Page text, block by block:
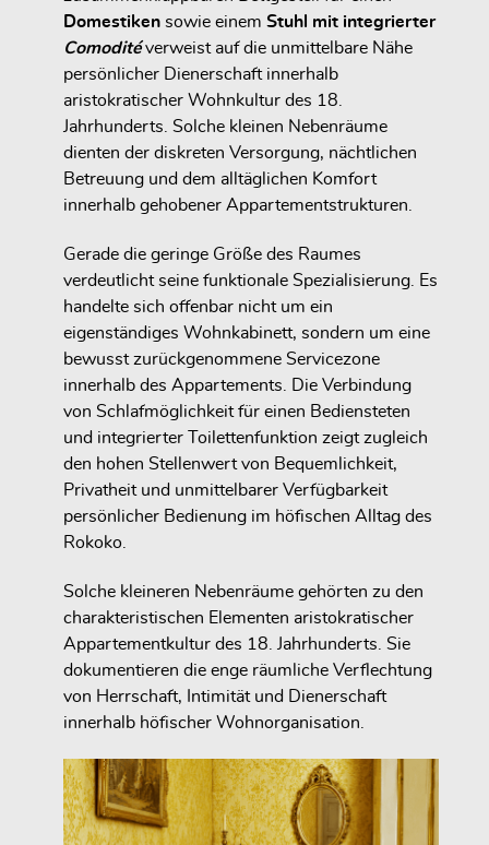
Domestiken sowie einem Stuhl mit integrierter
Comoditéverweist auf die unmittelbare Nähe
persönlicher Dienerschaft innerhalb
aristokratischer Wohnkultur des 18.
Jahrhunderts. Solche kleinen Nebenräume
dienten der diskreten Versorgung, nächtlichen
Betreuung und dem alltäglichen Komfort
innerhalb gehobener Appartementstrukturen.
Gerade die geringe Größe des Raumes
verdeutlicht seine funktionale Spezialisierung. Es
handelte sich offenbar nicht um ein
eigenständiges Wohnkabinett, sondern um eine
bewusst zurückgenommene Servicezone
innerhalb des Appartements. Die Verbindung
von Schlafmöglichkeit für einen Bediensteten
und integrierter Toilettenfunktion zeigt zugleich
den hohen Stellenwert von Bequemlichkeit,
Privatheit und unmittelbarer Verfügbarkeit
persönlicher Bedienung im höfischen Alltag des
Rokoko.
Solche kleineren Nebenräume gehörten zu den
charakteristischen Elementen aristokratischer
Appartementkultur des 18. Jahrhunderts. Sie
dokumentieren die enge räumliche Verflechtung
von Herrschaft, Intimität und Dienerschaft
innerhalb höfischer Wohnorganisation.